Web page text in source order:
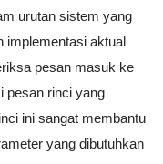
urutan sistem yang
implementasi aktual
pesan masuk ke
pesan rinci yang
ini sangat membantu
yang dibutuhkan